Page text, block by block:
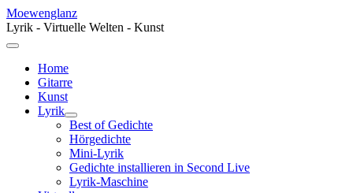
Moewenglanz
Lyrik - Virtuelle Welten - Kunst
Home
Gitarre
Kunst
Lyrik
Best of Gedichte
Hörgedichte
Mini-Lyrik
Gedichte installieren in Second Live
Lyrik-Maschine